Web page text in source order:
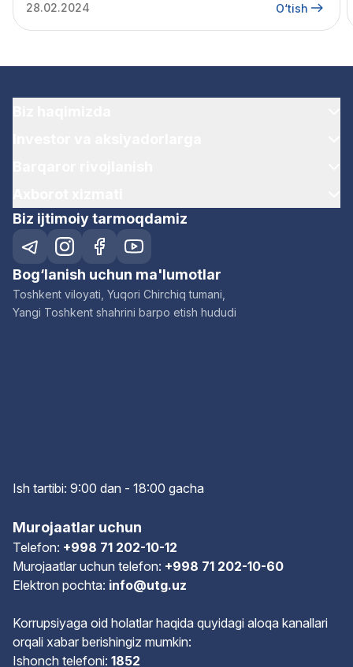
28.02.2024 O‘tish
Biz ijtimoiy tarmoqdamiz
Bog‘lanish uchun ma'lumotlar
Toshkent viloyati, Yuqori Chirchiq tumani,
Yangi Toshkent shahrini barpo etish hududi
Ish tartibi: 9:00 dan - 18:00 gacha
Murojaatlar uchun
Telefon: +998 71 202-10-12
Murojaatlar uchun telefon: +998 71 202-10-60
Elektron pochta: info@utg.uz
Korrupsiyaga oid holatlar haqida quyidagi aloqa kanallari
orqali xabar berishingiz mumkin:
Ishonch telefoni: 1852